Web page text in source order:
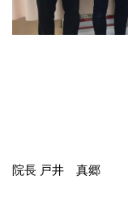
院長 戸井 真郷